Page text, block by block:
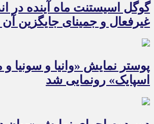
گوگل اسیستنت ماه آینده در
غیرفعال و جمینای جایگزین
پوستر نمایش «وانیا و سونیا و
اسپایک» رونمایی شد